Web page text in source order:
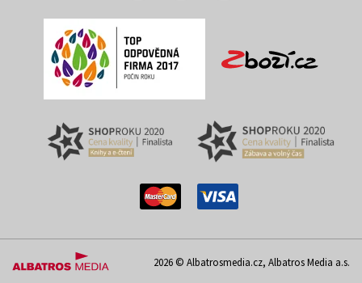
2026 © Albatrosmedia.cz, Albatros Media a.s.